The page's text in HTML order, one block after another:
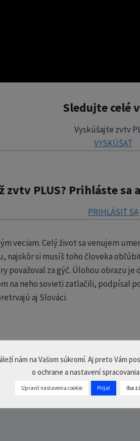
Sledujte celé
Vyskúšajte zvtv
VYSKÚŠAŤ
zvtv PLUS? Prihláste sa
PRIHLÁSIŤ SA
veciam. Celý život sa venujem
najskôr si musíš toho človeka
považoval za gýč. Úlohou obrazu
na neho sovieti zatlačili, podpísal
aj Slováci.
ZDIEĽAJTE RELÁCIU
nám na Vašom súkromí. Aj preto Vám
o ochrane a nastavení
Upraviť nastavenia cookie Prijať Iba